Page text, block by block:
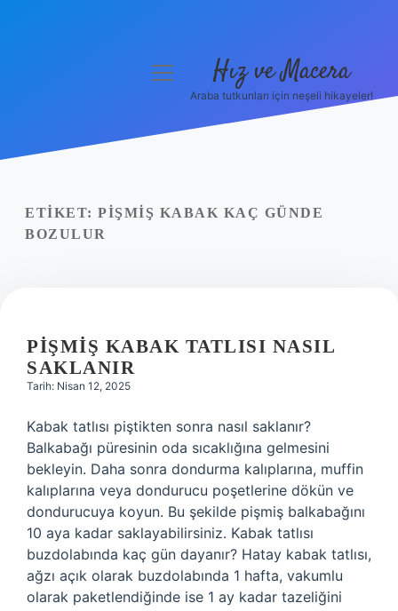
Yasal Uyarı
menüyü
Hız ve Macera
Araba tutkunları için neşeli hikayeler!
ETIKET: PIŞMIŞ KABAK KAÇ GÜNDE
BOZULUR
PIŞMIŞ KABAK TATLISI NASIL
SAKLANIR
Tarih: Nisan 12, 2025
Kabak tatlısı piştikten sonra nasıl saklanır?
Balkabağı püresinin oda sıcaklığına gelmesini
bekleyin. Daha sonra dondurma kalıplarına, muffin
kalıplarına veya dondurucu poşetlerine dökün ve
dondurucuya koyun. Bu şekilde pişmiş balkabağını
10 aya kadar saklayabilirsiniz. Kabak tatlısı
buzdolabında kaç gün dayanır? Hatay kabak tatlısı,
ağzı açık olarak buzdolabında 1 hafta, vakumlu
olarak paketlendiğinde ise 1 ay kadar tazeliğini